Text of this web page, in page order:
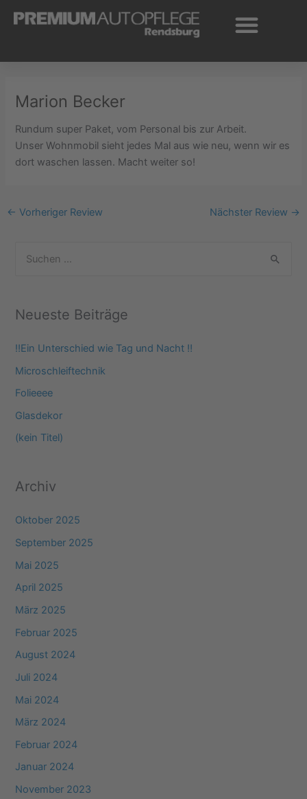
Inhalt
Marion Becker
Rundum super Paket, vom Personal bis zur Arbeit.
Unser Wohnmobil sieht jedes Mal aus wie neu, wenn wir es
dort waschen lassen. Macht weiter so!
← Vorheriger Review Nächster Review →
h
e
c
h
Neueste Beiträge
‼️Ein Unterschied wie Tag und Nacht ‼️
Microschleiftechnik
Folieeee
Glasdekor
(kein Titel)
Archiv
Oktober 2025
September 2025
Mai 2025
April 2025
März 2025
Februar 2025
August 2024
Juli 2024
Mai 2024
März 2024
Februar 2024
Januar 2024
November 2023